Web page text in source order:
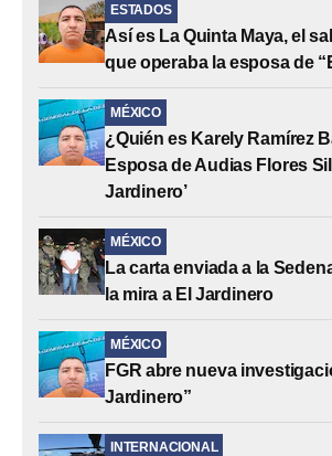
ESTADOS
Así es La Quinta Maya, el
que operaba la esposa de
MÉXICO
¿Quién es Karely Ramírez
Esposa de Audias Flores
Jardinero’
MÉXICO
La carta enviada a la
la mira a El Jardinero
MÉXICO
FGR abre nueva
Jardinero”
INTERNACIONAL